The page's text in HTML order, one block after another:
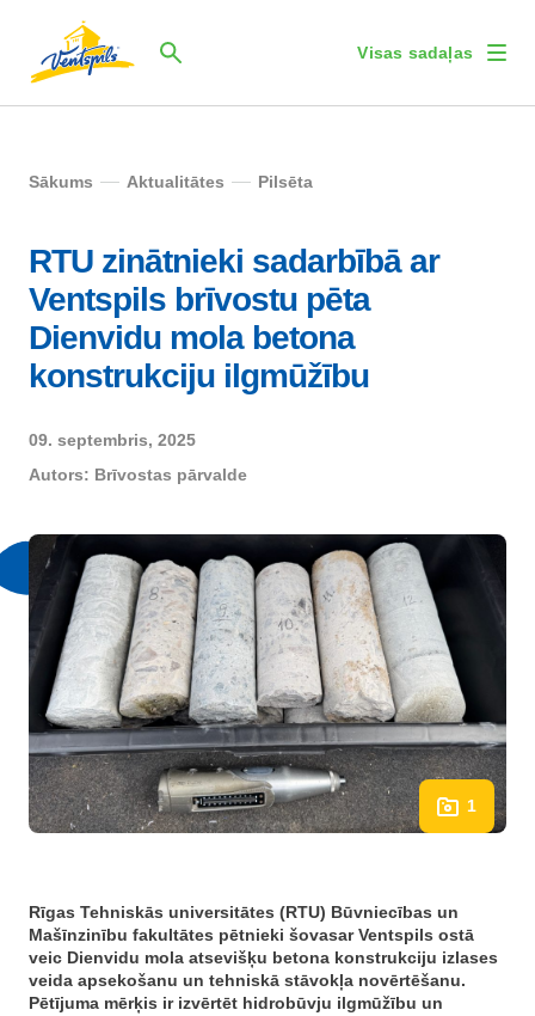
Visas sadaļas
Sākums Aktualitātes Pilsēta
RTU zinātnieki sadarbībā ar
Ventspils brīvostu pēta
Dienvidu mola betona
konstrukciju ilgmūžību
09. septembris, 2025
Autors: Brīvostas pārvalde
1
Rīgas Tehniskās universitātes (RTU) Būvniecības un
Mašīnzinību fakultātes pētnieki šovasar Ventspils ostā
veic Dienvidu mola atsevišķu betona konstrukciju izlases
veida apsekošanu un tehniskā stāvokļa novērtēšanu.
Pētījuma mērķis ir izvērtēt hidrobūvju ilgmūžību un